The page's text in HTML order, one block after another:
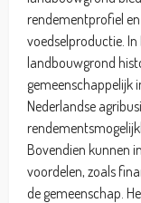
rendementprofiel
voedselproductie.
landbouwgrond
gemeenschappelijk
Nederlandse
Bovendien kunnen
voordelen, zoals
de gemeenschap.